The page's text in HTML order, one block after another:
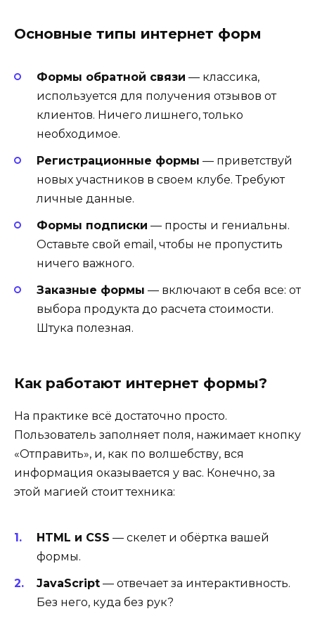
Основные типы интернет форм
Формы обратной связи — классика,
используется для получения отзывов от
клиентов. Ничего лишнего, только
необходимое.
Регистрационные формы — приветствуй
новых участников в своем клубе. Требуют
личные данные.
Формы подписки — просты и гениальны.
Оставьте свой email, чтобы не пропустить
ничего важного.
Заказные формы — включают в себя все: от
выбора продукта до расчета стоимости.
Штука полезная.
Как работают интернет формы?
На практике всё достаточно просто.
Пользователь заполняет поля, нажимает кнопку
«Отправить», и, как по волшебству, вся
информация оказывается у вас. Конечно, за
этой магией стоит техника:
HTML и CSS — скелет и обёртка вашей
формы.
JavaScript — отвечает за интерактивность.
Без него, куда без рук?